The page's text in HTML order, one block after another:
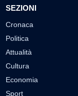
SEZIONI
Cronaca
Politica
Attualità
Cultura
Economia
Sport